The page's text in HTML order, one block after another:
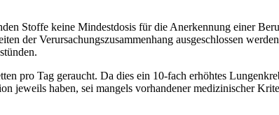
Stoffe keine Mindestdosis für die Anerkennung einer
der Verursachungszusammenhang ausgeschlossen
pro Tag geraucht. Da dies ein 10-fach erhöhtes
jeweils haben, sei mangels vorhandener medizinischer